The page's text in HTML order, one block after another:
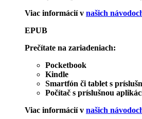
Viac informácií v našich
EPUB
Prečítate na zariadeniach:
Pocketbook
Kindle
Smartfón či tablet s
Počítač s príslušnou
Viac informácií v našich